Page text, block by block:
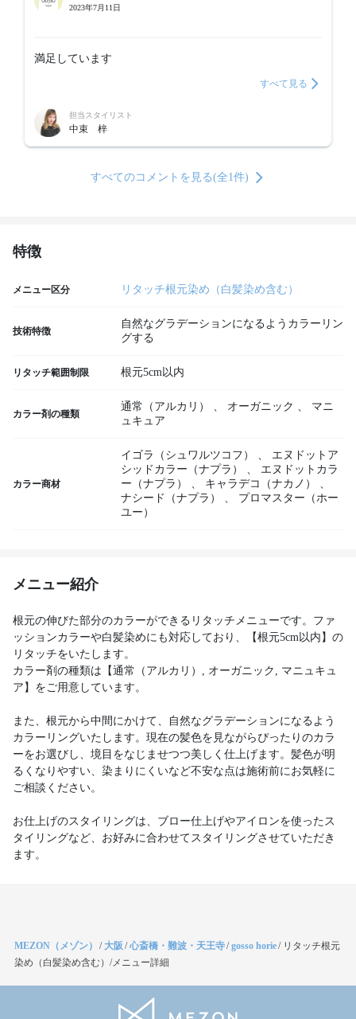
2023年7月11日
満足しています
すべて見る
担当スタイリスト
中束 梓
すべてのコメントを見る(全1件)
特徴
メニュー区分 リタッチ根元染め（白髪染め含む）
技術特徴
自然なグラデーションになるようカラーリン
グする
リタッチ範囲制限 根元5cm以内
カラー剤の種類
通常（アルカリ） 、 オーガニック 、
マニ
ュキュア
カラー商材
イゴラ（シュワルツコフ） 、
エヌドットア
シッドカラー（ナプラ）
、
エヌドットカラ
ー（ナプラ）
、 キャラデコ（ナカノ）
、
ナシード（ナプラ）
、
プロマスター（ホー
ユー）
メニュー紹介
根元の伸びた部分のカラーができるリタッチメニューです。ファ
ッションカラーや白髪染めにも対応しており、【根元5cm以内】の
リタッチをいたします。
カラー剤の種類は【通常（アルカリ）, オーガニック, マニュキュ
ア】をご用意しています。
また、根元から中間にかけて、自然なグラデーションになるよう
カラーリングいたします。現在の髪色を見ながらぴったりのカラ
ーをお選びし、境目をなじませつつ美しく仕上げます。髪色が明
るくなりやすい、染まりにくいなど不安な点は施術前にお気軽に
ご相談ください。
お仕上げのスタイリングは、ブロー仕上げやアイロンを使ったス
タイリングなど、お好みに合わせてスタイリングさせていただき
ます。
MEZON（メゾン） /大阪 /心斎橋・難波・天王寺/gosso horie/ リタッチ根元
染め（白髪染め含む）/メニュー詳細